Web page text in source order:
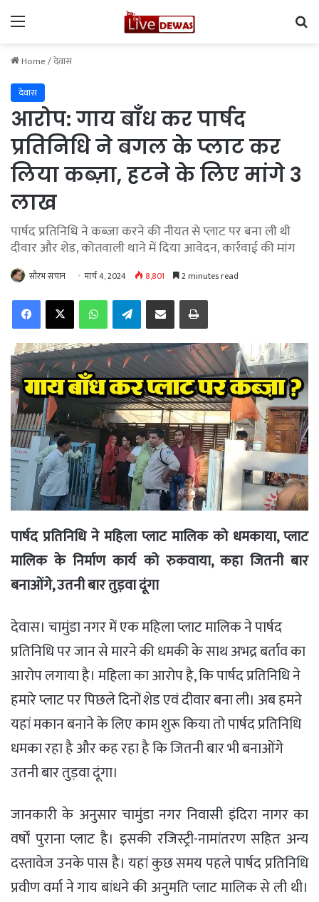
Home/देवास
देवास
आरोप: गाय बाँध कर पार्षद
प्रतिनिधि ने बगल के प्लाट कर
लिया कब्ज़ा, हटने के लिए मांगे 3
लाख
पार्षद प्रतिनिधि ने कब्जा करने की नीयत से प्लाट पर बना ली थी
दीवार और शेड, कोतवाली थाने में दिया आवेदन, कार्रवाई की मांग
सौरभ सचान मार्च 4, 2024 8,801 2 minutes read
Telegram
पार्षद प्रतिनिधि ने महिला प्लाट मालिक को धमकाया,प्लाट
मालिक के निर्माण कार्य को रुकवाया, कहा जितनी बार
बनाओंगे, उतनी बार तुड़वा दूंगा
देवास। चामुंडा नगर में एक महिला प्लाट मालिक ने पार्षद
प्रतिनिधि पर जान से मारने की धमकी के साथ अभद्र बर्ताव का
आरोप लगाया है। महिला का आरोप है, कि पार्षद प्रतिनिधि ने
हमारे प्लाट पर पिछले दिनों शेड एवं दीवार बना ली। अब हमने
यहां मकान बनाने के लिए काम शुरू किया तो पार्षद प्रतिनिधि
धमका रहा है और कह रहा है कि जितनी बार भी बनाओंगे
उतनी बार तुड़वा दूंगा।
जानकारी के अनुसार चामुंडा नगर निवासी इंदिरा नागर का
वर्षों पुराना प्लाट है। इसकी रजिस्ट्री-नामांतरण सहित अन्य
दस्तावेज उनके पास है। यहां कुछ समय पहले पार्षद प्रतिनिधि
प्रवीण वर्मा ने गाय बांधने की अनुमति प्लाट मालिक से ली थी।